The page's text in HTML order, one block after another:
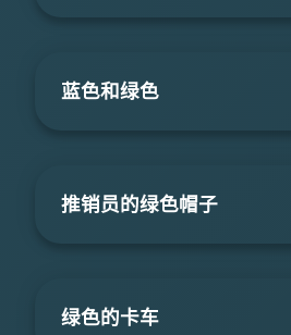
蓝色和绿色
推销员的绿色帽子
绿色的卡车